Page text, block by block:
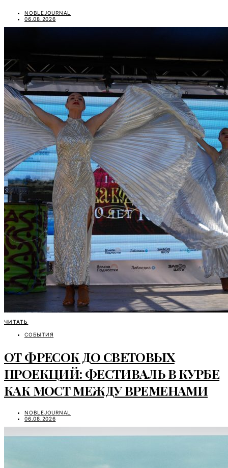
NOBLEJOURNAL
06.08.2026
ЧИТАТЬ
СОБЫТИЯ
ОТ ФРЕСОК ДО СВЕТОВЫХ
ПРОЕКЦИЙ: ФЕСТИВАЛЬ В КУРБЕ
КАК МОСТ МЕЖДУ ВРЕМЕНАМИ
NOBLEJOURNAL
06.08.2026